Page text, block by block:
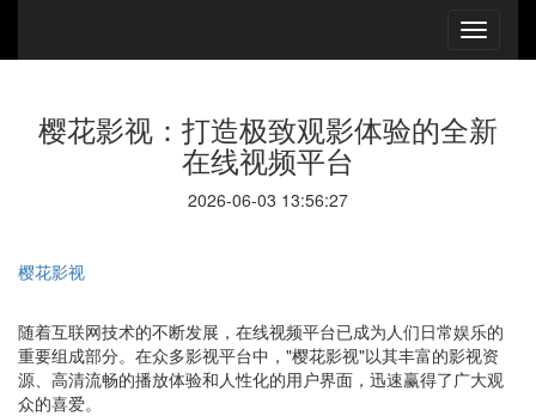
樱花影视：打造极致观影体验的全新
在线视频平台
2026-06-03 13:56:27
樱花影视
随着互联网技术的不断发展，在线视频平台已成为人们日常娱乐的
重要组成部分。在众多影视平台中，"樱花影视"以其丰富的影视资
源、高清流畅的播放体验和人性化的用户界面，迅速赢得了广大观
众的喜爱。